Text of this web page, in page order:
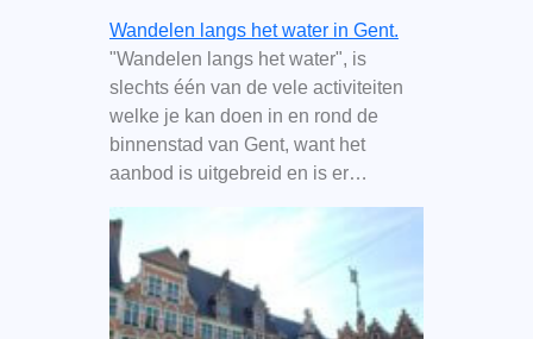
Wandelen langs het water in Gent.
"Wandelen langs het water", is
slechts één van de vele activiteiten
welke je kan doen in en rond de
binnenstad van Gent, want het
aanbod is uitgebreid en is er…